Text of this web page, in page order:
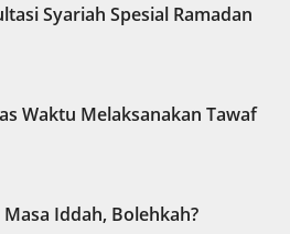
Syariah Spesial Ramadan
Waktu Melaksanakan Tawaf
Iddah, Bolehkah?